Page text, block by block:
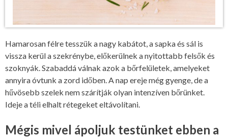
Hamarosan félre tesszük a nagy kabátot, a sapka és sál is
vissza kerül a szekrénybe, előkerülnek a nyitottabb felsők és
szoknyák. Szabaddá válnak azok a bőrfelületek, amelyeket
annyira óvtunk a zord időben. A nap ereje még gyenge, de a
hűvösebb szelek nem szárítják olyan intenzíven bőrünket.
Ideje a téli elhalt rétegeket eltávolítani.
Mégis mivel ápoljuk testünket ebben a